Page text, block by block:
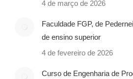
4 de março de 2026
Faculdade FGP, de
de ensino superior
4 de fevereiro de 2026
Curso de Engenharia de